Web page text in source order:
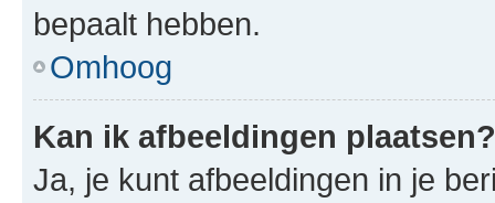
bepaalt hebben.
Omhoog
Kan ik afbeeldingen plaatsen?
Ja, je kunt afbeeldingen in je